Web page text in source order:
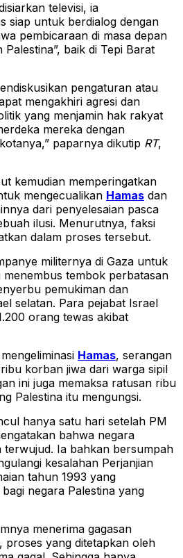
televisi, ia
siap untuk berdialog dengan
pembicaraan di masa depan
baik di Tepi Barat
pengaturan atau
mengakhiri agresi dan
yang menjamin hak rakyat
mereka dengan
paparnya dikutip RT,
kemudian memperingatkan
mengecualikan Hamas dan
dari penyelesaian pasca
ilusi. Menurutnya, faksi
dalam proses tersebut.
militernya di Gaza untuk
menembus tembok perbatasan
pemukiman dan
selatan. Para pejabat Israel
orang tewas akibat
Hamas, serangan
korban jiwa dari warga sipil
ini juga memaksa ratusan ribu
Palestina itu mengungsi.
hanya satu hari setelah PM
bahwa negara
terwujud. Ia bahkan bersumpah
kesalahan Perjanjian
tahun 1993 yang
negara Palestina yang
menerima gagasan
proses yang ditetapkan oleh